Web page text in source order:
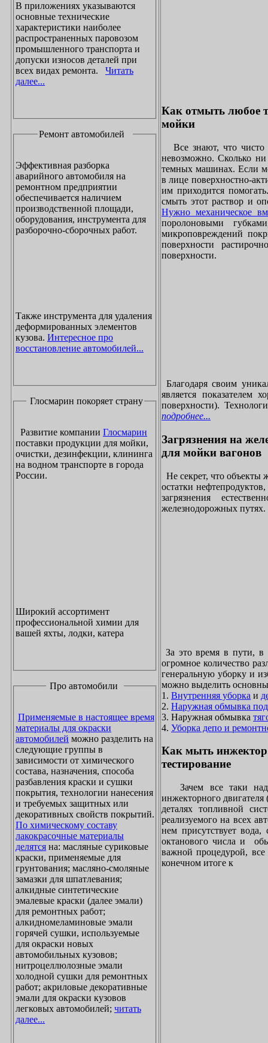
В приложениях указываются
основные технические
характеристики наиболее
распространенных паровозом
промышленного транспорта и
допуски износов деталей при
всех видах ремонта. Читать
далее...
Ремонт автомобилей
Эффективная разборка
аварийного автомобиля на
ремонтном предприятии
обеспечивается наличием
производственной площади,
оборудования, инструмента для
разборочно-сборочных работ.
Также инструмента для удаления
деформированных элементов
кузова. Интересное про
восстановление автомобилей...
Глосмарин покоряет страну
Развитие компании Глосмарин
поставки продукции для мойки,
очистки, дезинфекции, клининга
на водном транспорте в города
России.
Широкий ассортимент
профессиональной химии для
вашей яхты, лодки, катера
Про автомобили
Применяемые в настоящее время
материалы для окраски
автомобилей можно разделить на
следующие группы в
зависимости от химического
состава, назначения, способа
разбавления краски и сушки
покрытия, технологии нанесения
и требуемых защитных или
декоративных свойств покрытий.
По химическому составу
лакокрасочные материалы
делятся на: масляные суриковые
краски, применяемые для
грунтования; масляно-смоляные
замазки для шпатлевания;
алкидные синтетические
эмалевые краски (далее эмали)
для ремонтных работ;
алкидномеламиновые эмали
горячей сушки, используемые
для окраски новых
автомобильных кузовов;
нитроцеллюлозные эмали
холодной сушки для ремонтных
работ; акриловые декоративные
эмали для окраски кузовов
легковых автомобилей; читать
далее...
Как отмыть любое
мойки
Все знают, что чисто
невозможно. Сколько
темных машинах. Если
в лице поверхностно-
им приходится
смыть этот раствор и
Нужно механическое
поролоновыми
микроповреждений
поверхности
поверхности.
Благодаря своим
является показателем
поверхности).
подробнее...
Загрязнения на
для мойки вагонов
Не секрет, что объекты
остатки нефтепродуктов,
загрязнения
железнодорожных путях.
За это время в пути,
огромное количество
генеральную уборку и
можно выделить
1. Внутренняя уборка и
2. Наружная обмывка
3. Наружная обмывка
4. Уборка депо и
Как мыть
тестирование
Зачем все таки
инжекторного
деталях топливной
реализуемого на всех
нем присутствует
октанового числа и
важной процедурой, все
конечном итоге к